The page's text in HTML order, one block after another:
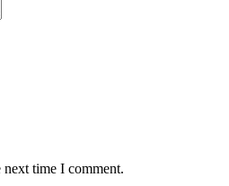
time I comment.